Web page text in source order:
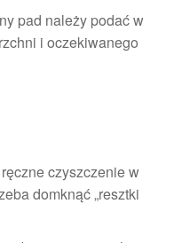
pad należy podać w
i oczekiwanego
czyszczenie w
domknąć „resztki